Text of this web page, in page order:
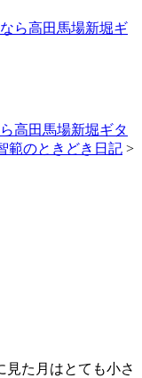
高田馬場新堀ギタ
範のときどき日記 >
見た月はとても小さ